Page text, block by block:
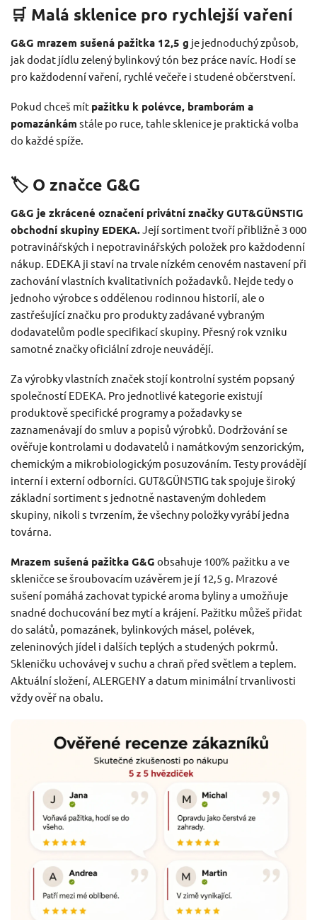
🛒 Malá sklenice pro rychlejší vaření
G&G mrazem sušená pažitka 12,5 g je jednoduchý způsob,
jak dodat jídlu zelený bylinkový tón bez práce navíc. Hodí se
pro každodenní vaření, rychlé večeře i studené občerstvení.
Pokud chceš mít pažitku k polévce, bramborám a
pomazánkám stále po ruce, tahle sklenice je praktická volba
do každé spíže.
🏷️ O značce G&G
G&G je zkrácené označení privátní značky GUT&GÜNSTIG
obchodní skupiny EDEKA. Její sortiment tvoří přibližně 3 000
potravinářských i nepotravinářských položek pro každodenní
nákup. EDEKA ji staví na trvale nízkém cenovém nastavení při
zachování vlastních kvalitativních požadavků. Nejde tedy o
jednoho výrobce s oddělenou rodinnou historií, ale o
zastřešující značku pro produkty zadávané vybraným
dodavatelům podle specifikací skupiny. Přesný rok vzniku
samotné značky oficiální zdroje neuvádějí.
Za výrobky vlastních značek stojí kontrolní systém popsaný
společností EDEKA. Pro jednotlivé kategorie existují
produktově specifické programy a požadavky se
zaznamenávají do smluv a popisů výrobků. Dodržování se
ověřuje kontrolami u dodavatelů i namátkovým senzorickým,
chemickým a mikrobiologickým posuzováním. Testy provádějí
interní i externí odborníci. GUT&GÜNSTIG tak spojuje široký
základní sortiment s jednotně nastaveným dohledem
skupiny, nikoli s tvrzením, že všechny položky vyrábí jedna
továrna.
Mrazem sušená pažitka G&G obsahuje 100% pažitku a ve
skleničce se šroubovacím uzávěrem je jí 12,5 g. Mrazové
sušení pomáhá zachovat typické aroma byliny a umožňuje
snadné dochucování bez mytí a krájení. Pažitku můžeš přidat
do salátů, pomazánek, bylinkových másel, polévek,
zeleninových jídel i dalších teplých a studených pokrmů.
Skleničku uchovávej v suchu a chraň před světlem a teplem.
Aktuální složení, ALERGENY a datum minimální trvanlivosti
vždy ověř na obalu.